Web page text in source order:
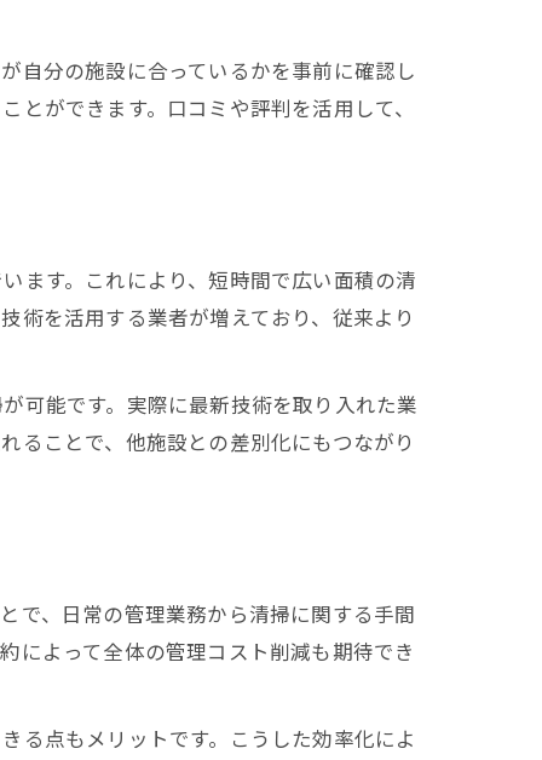
自分の施設に合っているかを事前に確認し
ができます。口コミや評判を活用して、
ます。これにより、短時間で広い面積の清
術を活用する業者が増えており、従来より
可能です。実際に最新技術を取り入れた業
ることで、他施設との差別化にもつながり
で、日常の管理業務から清掃に関する手間
によって全体の管理コスト削減も期待でき
る点もメリットです。こうした効率化によ